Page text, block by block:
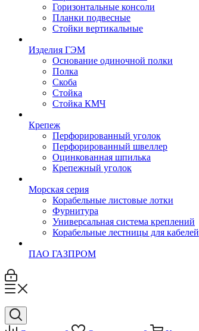
Горизонтальные консоли
Планки подвесные
Стойки вертикальные
Изделия ГЭМ
Основание одиночной полки
Полка
Скоба
Стойка
Стойка КМЧ
Крепеж
Перфорированный уголок
Перфорированный швеллер
Оцинкованная шпилька
Крепежный уголок
Морская серия
Корабельные листовые лотки
Фурнитура
Универсальная система креплений
Корабельные лестницы для кабелей
ПАО ГАЗПРОМ